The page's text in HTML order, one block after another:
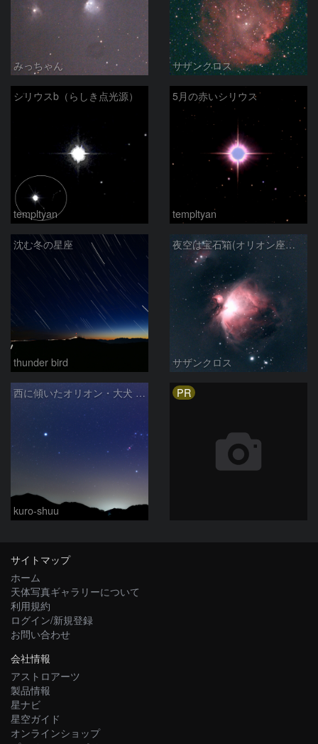
みっちゃん サザンクロス
シリウスb（らしき点光源）
templtyan
5月の赤いシリウス
templtyan
沈む冬の星座
thunder bird
夜空は宝石箱(オリオン座大星雲 M42) Seestar50
サザンクロス
西に傾いたオリオン・大犬 (2026/04/21)
kuro-shuu
PR
サイトマップ
ホーム
天体写真ギャラリーについて
利用規約
ログイン/新規登録
お問い合わせ
会社情報
アストロアーツ
製品情報
星ナビ
星空ガイド
オンラインショップ